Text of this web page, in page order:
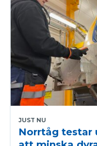
JUST NU
Norrtåg testar